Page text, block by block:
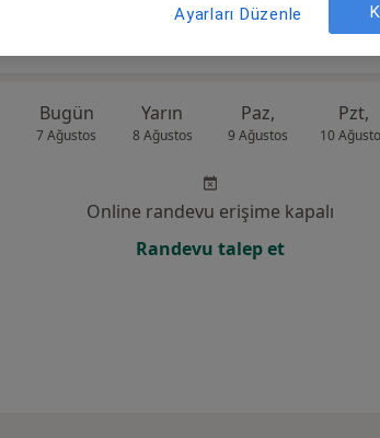
Bugün
7 Ağustos
Yarın
8 Ağustos
Paz,
9 Ağustos
Pzt,
10
Online randevu erişime kapalı
Randevu talep et
Ayarları Düzenle